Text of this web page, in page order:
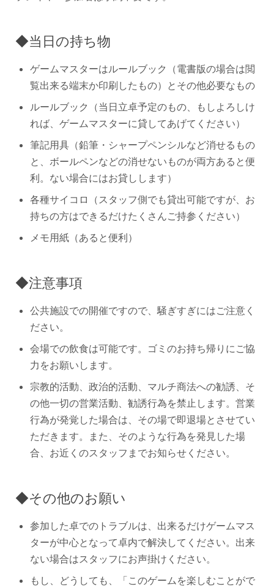
◆当日の持ち物
ゲームマスターはルールブック（電書版の場合は閲
覧出来る端末か印刷したもの）とその他必要なもの
ルールブック（当日立卓予定のもの、もしよろしけ
れば、ゲームマスターに貸してあげてください）
筆記用具（鉛筆・シャープペンシルなど消せるもの
と、ボールペンなどの消せないものが両方あると便
利。ない場合にはお貸しします）
各種サイコロ（スタッフ側でも貸出可能ですが、お
持ちの方はできるだけたくさんご持参ください）
メモ用紙（あると便利）
◆注意事項
公共施設での開催ですので、騒ぎすぎにはご注意く
ださい。
会場での飲食は可能です。ゴミのお持ち帰りにご協
力をお願いします。
宗教的活動、政治的活動、マルチ商法への勧誘、そ
の他一切の営業活動、勧誘行為を禁止します。営業
行為が発覚した場合は、その場で即退場とさせてい
ただきます。また、そのような行為を発見した場
合、お近くのスタッフまでお知らせください。
◆その他のお願い
参加した卓でのトラブルは、出来るだけゲームマス
ターが中心となって卓内で解決してください。出来
ない場合はスタッフにお声掛けください。
もし、どうしても、「このゲームを楽しむことがで